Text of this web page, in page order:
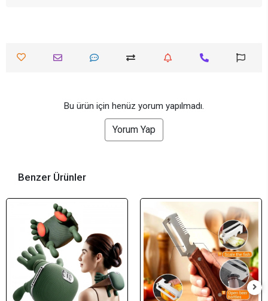
Bu ürün için henüz yorum yapılmadı.
Yorum Yap
Benzer Ürünler